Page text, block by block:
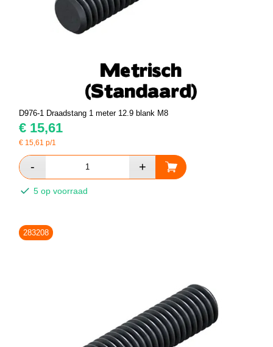
D976-1 Draadstang 1 meter 12.9 blank M8
€ 15,61
€ 15,61 p/1
5 op voorraad
283208